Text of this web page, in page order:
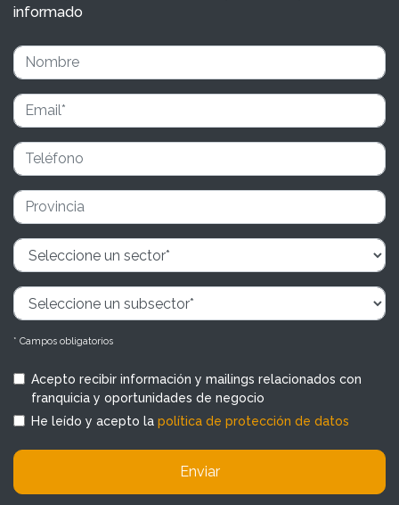
informado
* Campos obligatorios
Acepto recibir información y mailings relacionados con
franquicia y oportunidades de negocio
He leído y acepto la política de protección de datos
Enviar